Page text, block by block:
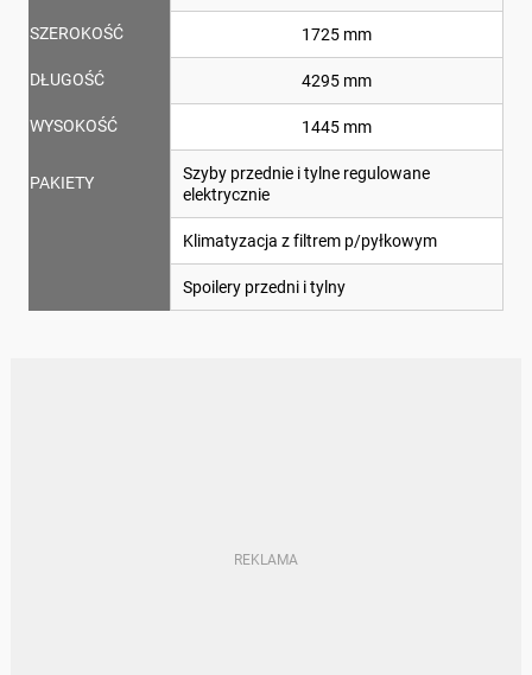
SZEROKOŚĆ 1725 mm
DŁUGOŚĆ 4295 mm
WYSOKOŚĆ 1445 mm
PAKIETY
Szyby przednie i tylne regulowane
elektrycznie
Klimatyzacja z filtrem p/pyłkowym
Spoilery przedni i tylny